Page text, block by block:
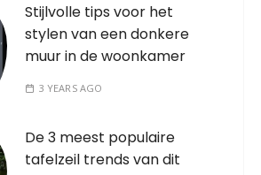
Stijlvolle tips voor het
stylen van een donkere
muur in de woonkamer
3 YEARS AGO
De 3 meest populaire
tafelzeil trends van dit